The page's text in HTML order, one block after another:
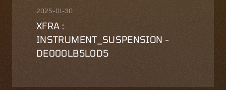
2025-01-30
XFRA :
INSTRUMENT_SUSPENSION -
DE000LB5L0D5